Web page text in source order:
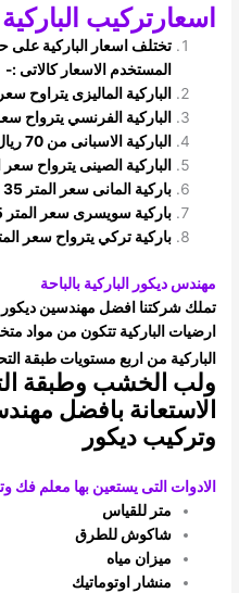
اسعارتركيب الباركية
تختلف اسعار الباركية على
المستخدم الاسعار كالاتى :-
الباركية الماليزى يتراوح سعر المتر من
الباركية الفرنسي يترواح سعر من 55 ريال
الباركية الاسبانى من 70 ريال الى 85 ريال
الباركية الصينى يترواح سعر المتر من 35
باركية المانى سعر المتر 35 ريال
باركية سويسرى سعر المتر 55 ريال
باركية تركي يترواح سعر المتر من 38 ريال
مهندس ديكور الباركية بالباحة
تملك شركتنا افضل مهندسين ديكور
ارضيات الباركية تتكون من مواد
الباركية من اربع مستويات طبقة
ولب الخشب وطبقة
الاستعانة بافضل
وتركيبديكور
الادوات التى يستعين بها معلم فك
متر للقياس
شاكوش للطرق
ميزان مياه
منشار اوتوماتيك